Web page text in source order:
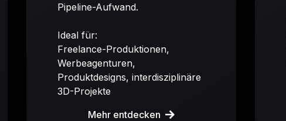
Pipeline-Aufwand.
Ideal für:
Freelance-Produktionen,
Werbeagenturen,
Produktdesigns, interdisziplinäre
3D-Projekte
Mehr entdecken